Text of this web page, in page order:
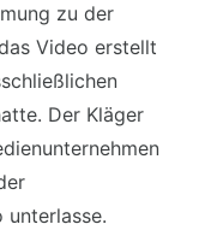
zu der
Video erstellt
Der Kläger
unterlasse.